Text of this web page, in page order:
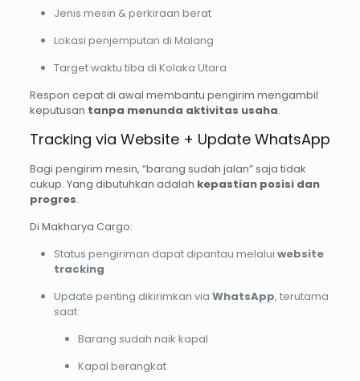
Jenis mesin & perkiraan berat
Lokasi penjemputan di Malang
Target waktu tiba di Kolaka Utara
Respon cepat di awal membantu pengirim mengambil
keputusan tanpa menunda aktivitas usaha.
Tracking via Website + Update WhatsApp
Bagi pengirim mesin, “barang sudah jalan” saja tidak
cukup. Yang dibutuhkan adalah kepastian posisi dan
progres.
Di Makharya Cargo:
Status pengiriman dapat dipantau melalui website
tracking
Update penting dikirimkan via WhatsApp, terutama
saat:
Barang sudah naik kapal
Kapal berangkat